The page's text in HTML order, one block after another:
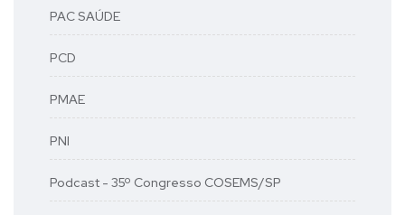
PAC SAÚDE
PCD
PMAE
PNI
Podcast - 35º Congresso COSEMS/SP